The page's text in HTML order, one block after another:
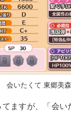
会いたくて 東郷美森
てますが、「会い